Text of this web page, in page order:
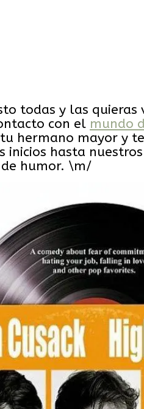
todas y las quieras
con el mundo
hermano mayor y
inicios hasta
humor. \m/